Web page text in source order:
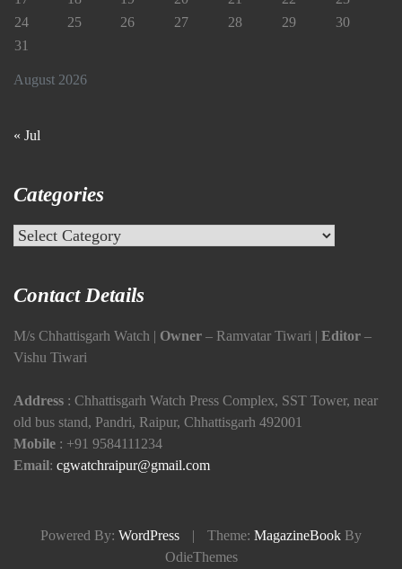
August 2026
24
25 26 27 28 29
30
31
« Jul
Categories
Categories
Contact Details
M/s Chhattisgarh Watch | Owner – Ramvatar Tiwari | Editor –
Vishu Tiwari
Address : Chhattisgarh Watch Press Complex, SST Tower, near
old bus stand, Pandri, Raipur, Chhattisgarh 492001
Mobile : +91 9584111234
Email: cgwatchraipur@gmail.com
Powered By: WordPress | Theme: MagazineBook By
OdieThemes